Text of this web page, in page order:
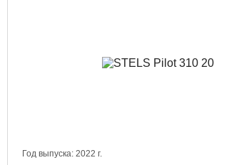
Год выпуска: 2022 г.